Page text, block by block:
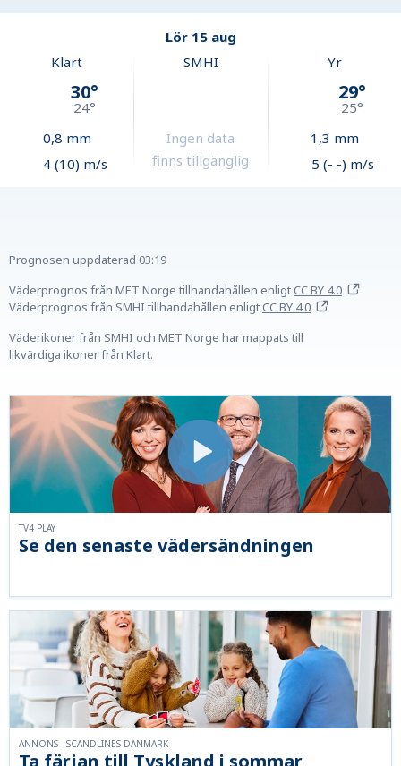
Lör 15 aug
Klart
30°
24°
0,8 mm
4 (10) m/s
SMHI
Ingen data
finns tillgänglig
Yr
29°
25°
1,3 mm
5 (- -) m/s
Prognosen uppdaterad 03:19
Väderprognos från MET Norge tillhandahållen enligtCC BY 4.0
Väderprognos från SMHI tillhandahållen enligtCC BY 4.0
Väderikoner från SMHI och MET Norge har mappats till
likvärdiga ikoner från Klart.
Se den senaste vädersändningen
TV4 PLAY
ANNONS - SCANDLINES DANMARK